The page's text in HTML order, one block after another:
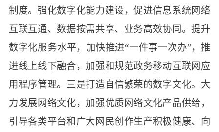
制度。强化数字化能力建设，促进信息系统网络
互联互通、数据按需共享、业务高效协同。提升
数字化服务水平，加快推进“一件事一次办”，推
进线上线下融合，加强和规范政务移动互联网应
用程序管理。三是打造自信繁荣的数字文化。大
力发展网络文化，加强优质网络文化产品供给，
引导各类平台和广大网民创作生产积极健康、向